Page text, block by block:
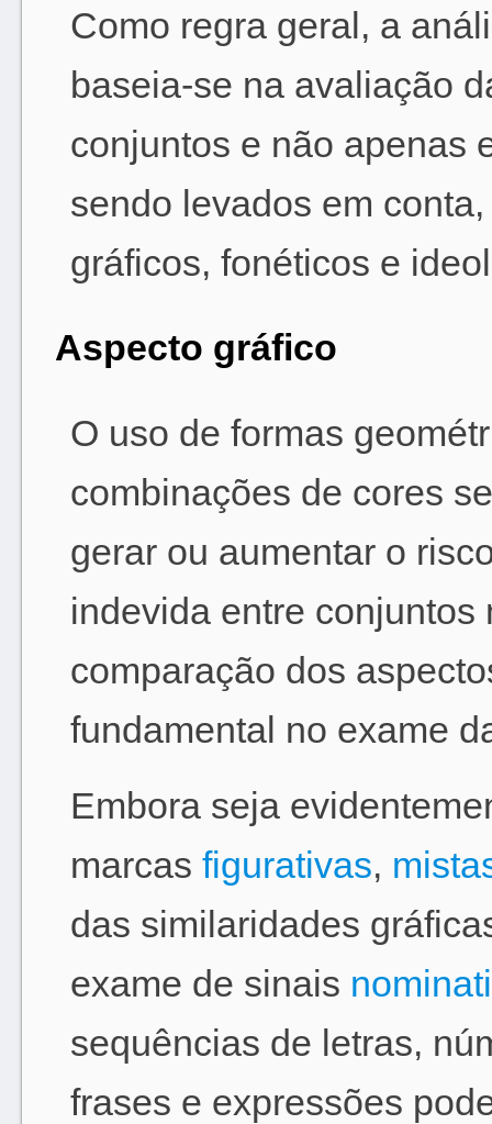
Como regra geral, a
baseia-se na avaliação
conjuntos e não apenas
sendo levados em
gráficos, fonéticos e
Aspecto gráfico
O uso de formas
combinações de cores
gerar ou aumentar o
indevida entre conjuntos
comparação dos
fundamental no exame
Embora seja
marcas figurativas,
das similaridades
exame de sinais
sequências de letras,
frases e expressões